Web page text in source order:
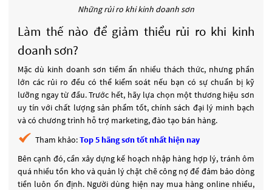
Những rủi ro khi kinh doanh sơn
Làm thế nào để giảm thiểu rủi ro khi kinh
doanh sơn?
Mặc dù kinh doanh sơn tiềm ẩn nhiều thách thức, nhưng phần
lớn các rủi ro đều có thể kiểm soát nếu bạn có sự chuẩn bị kỹ
lưỡng ngay từ đầu. Trước hết, hãy lựa chọn một thương hiệu sơn
uy tín với chất lượng sản phẩm tốt, chính sách đại lý minh bạch
và có chương trình hỗ trợ marketing, đào tạo bán hàng.
Tham khảo:Top 5 hãng sơn tốt nhất hiện nay
Bên cạnh đó, cần xây dựng kế hoạch nhập hàng hợp lý, tránh ôm
quá nhiều tồn kho và quản lý chặt chẽ công nợ để đảm bảo dòng
tiền luôn ổn định. Người dùng hiện nay mua hàng online nhiều,